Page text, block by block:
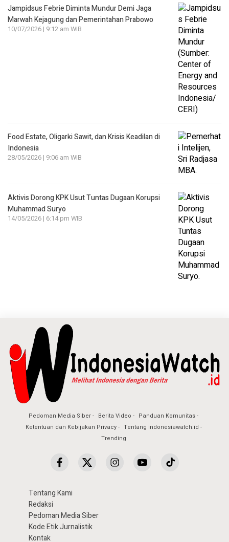
Jampidsus Febrie Diminta Mundur Demi Jaga
Marwah Kejagung dan Pemerintahan Prabowo
10/07/2026 | 9:12 am WIB
Food Estate, Oligarki Sawit, dan Krisis Keadilan di
Indonesia
28/05/2026 | 9:06 am WIB
Aktivis Dorong KPK Usut Tuntas Dugaan Korupsi
Muhammad Suryo
14/05/2026 | 6:14 pm WIB
Pedoman Media Siber Berita Video
Panduan Komunitas
Ketentuan dan Kebijakan Privacy
Tentang indonesiawatch.id
Trending
Tentang Kami
Redaksi
Pedoman Media Siber
Kode Etik Jurnalistik
Kontak